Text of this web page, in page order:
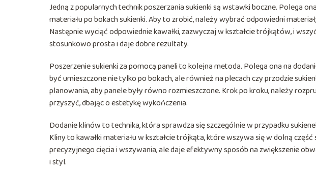
Jedną z popularnych technik poszerzania sukienki są wstawki boczne. Polega
materiału po bokach sukienki. Aby to zrobić, należy wybrać odpowiedni
Następnie wyciąć odpowiednie kawałki, zazwyczaj w kształcie trójkątów, i
stosunkowo prosta i daje dobre rezultaty.
Poszerzenie sukienki za pomocą paneli to kolejna metoda. Polega ona na
być umieszczone nie tylko po bokach, ale również na plecach czy przodzie
planowania, aby panele były równo rozmieszczone. Krok po kroku, należy
przyszyć, dbając o estetykę wykończenia.
Dodanie klinów to technika, która sprawdza się szczególnie w przypadku
Kliny to kawałki materiału w kształcie trójkąta, które wszywa się w dolną
precyzyjnego cięcia i wszywania, ale daje efektywny sposób na zwiększenie
i styl.